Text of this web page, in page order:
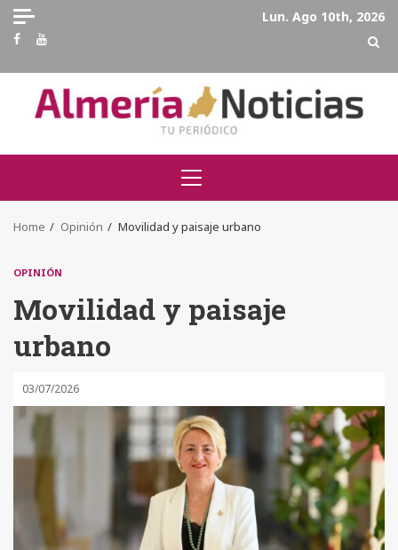
Skip
content
Lun. Ago 10th, 2026
Facebook
Youtube
Primary
Menu
Home Opinión Movilidad y paisaje urbano
OPINIÓN
Movilidad y paisaje
urbano
03/07/2026